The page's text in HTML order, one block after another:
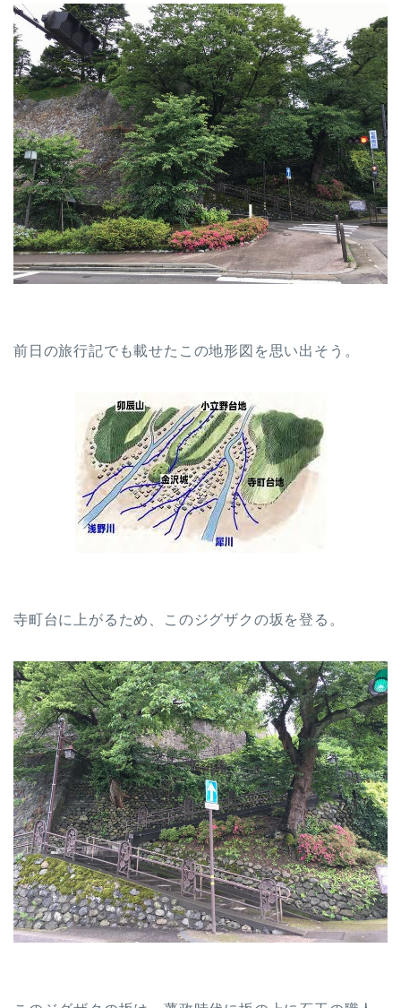
前日の旅行記でも載せたこの地形図を思い出そう。
寺町台に上がるため、このジグザクの坂を登る。